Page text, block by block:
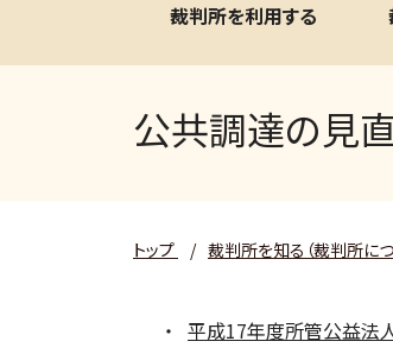
裁判所を利用する
公共調達の見
トップ / 裁判所を知る（裁判所につ
平成17年度所管公益法